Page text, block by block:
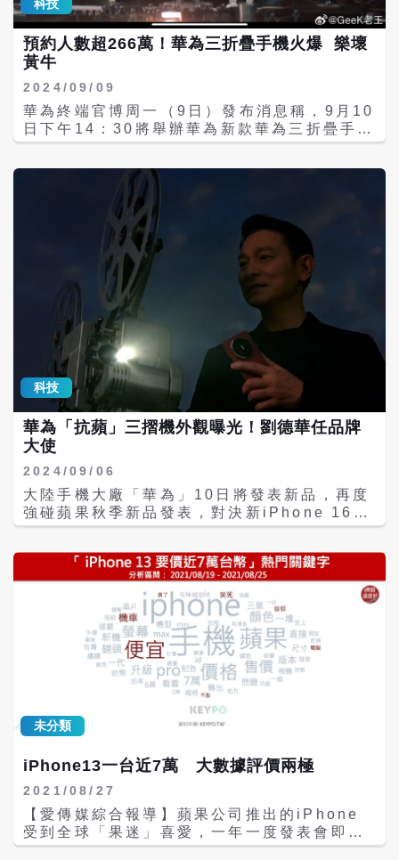
後，再搭配觀照內外的專注技巧，竟可提高受
測者整體的認知學習能力，同時他們的邏輯思
考也更趨於彈性和高度變異性。 當這些能力提
升了以後，受測者的觀察力與學習記憶力也得
到大幅增加，他們可以很快地探索新知，很快
地改變思考方式，並務實地作試誤學習，以增
加受測者整體的創造力的任務達成率。 「禪定
練習彷彿讓我們在心中長出了一雙眼睛，那些
的事物，都不再只是生命中偶然掠過的光影，
而是可以讓我們的靈敏度更加敏銳，可以看到
一粒砂，就知道一片海；找到一棵樹，就見到
一片林！」伯斯教授如此地分享，也讓禪定與
創造力有了更明確的科學驗證與連結。 開發右
跌倒在轉折點，無不用心地尋找各種可以開發
孩子腦力及創造力的方法，即使花再多錢也不
在乎。然而，坊間大多數的訓練，大都著重在
快速記憶和技能提升方面，是否真能幫助孩子
在心中開一扇窗、長一雙眼？好像並沒有人去
深入探究與理性判別。藉由伯斯教授的發現與
分享，或許可以提供現代父母另一個思考方
向，原來創造力不是一味地向外尋求最新資
訊，或是找名人上課、大師加持，而是可以用
不花錢的禪定來達成。 悟覺妙天禪師所傳授的
印心禪法禪定，是以專注為基礎，利用精神力
造力的開發，像賈伯斯就是最好的例子。 妙天
禪師表示，人的右腦充滿旺盛的好奇心，極富
心專注右腦，沒有雜念，用精神力量去刺激
它，就可以讓創意湧現。不過這一切都要從專
注力的訓練開始，這是利用禪定開發潛能的基
限的創造力」，還不如像賈伯斯一樣，透過禪
定的精神力量來開發內在潛能，說不定你就是
第二個創意無限的賈伯斯喔！
Jobs）出任執行長，今年9月的蘋果秋季發表
會上，他則將介紹 iPhone Air 的任務交給硬
體工程高級副總裁特努斯（John Ternus），
外界普遍解讀這一安排象徵接班訊號漸明。
（人民幣，下同）以下的產品，最高可獲15%
補助，每件最高額度不超過500元，而蘋果
iPhone16的128GB機型恰巧在5999元，國
補後價格降至5499元，降幅達8.3%。 蘋果今
年第1季在大陸手機出貨量前五的品牌中是同
比唯一下降的，且市占率年減10個百分點至
13.7%，被華為反超。 蘋果官網接受國補後，
可縮小與大陸本土品牌的價格差，與其他品牌
商平台的蘋果手機「疊加優惠」仍更具價格競
爭力，如京東、天貓等平台透過「國補+平台
券+以舊換新」組合拳，部分機型優惠超過
果在大陸不僅面臨價格戰劣勢，AI應用上，其
「Apple Intelligence」功能，雖在台灣等
海外市場可使用，但遲遲未能在大陸上線，大
幅削弱產品競爭優勢。 據市場調查機構
Omdia的最新報告顯示，大陸消費者將手機的
AI功能列為購機考慮的一大因素，在蘋果遲未
推出的情況下，用戶紛紛轉向字節跳動的豆包
等軟體，與此同時，華為等大陸廠商加緊提升
AI功能，蘋果已出現戰略性風險，可能將流失
重要市場，在全球AI接受度最高的市場之一，
蘋果卻武功盡失，發揮不出競爭優勢。 本月上
旬舉行的蘋果2025年全球開發者大會
（WWDC2025）上，蘋果也未展示關於Siri
的新功能，作為蘋果手機的重要功能，Siri遲
未升級的延遲也將直接影響用戶體驗及購機意
願。
科技
預約人數超266萬！華為三折疊手機火爆 樂壞
黃牛
2024/09/09
華為終端官博周一（9日）發布消息稱，9月10
日下午14：30將舉辦華為新款華為三折疊手機
華為MateXT非凡大師發布會，並於9 月20日
預定，便遭全網搶購，根據華為商城顯示，目
前已經有超266萬人預約。 由於三折疊產品的
製造較為複雜，目前外界普遍猜測其售價將高
於2萬元（人民幣，下同）。據報導，有些
「黃牛」在部分交易平台上，已經價格炒到了
9.99萬元人民幣，而且還有進一步上升的趨
對三折疊屏手機在成本、技術、軟體應用適
配、良品率等多方面仍存挑戰，短期內，其他
廠商對三折疊屏手機可能依然會持觀望態度。
2023年，全球折疊屏手機整體出貨1590萬
台。值此之際，華為再出擊，引領行業進入三
折疊屏手機時代。 9月7日12：08，華為正式
開啟了旗下華為Mate XT非凡大師的盲定（不
用交定金），預定資訊首次曝光了這款全球三
折疊屏智慧手機的全貌，共有三個普通智慧手
機螢幕，兩個鉸鏈，有玄黑與瑞紅兩個顏色可
供選擇。劉德華出任該款手機品牌大使，並將
於9月20日10：08正式開售。 在外界看來，
這款手機是華為拿來與蘋果相抗衡」的力作。
新品發布會，蘋果新品iPhone16系列等產品
屆時推出。往年，華為都會選擇與蘋果同一時
間段召開發布會，但華為往年發布的重磅產品
一般為旗下旗艦新品Mate數位系列，今年則是
華為Mate XT非凡大師。 對於華為全球首款
三折疊屏手機的即將開售，外界普遍認可華為
對行業創新所做出的貢獻。 事實上，在三折疊
屏手機的研發投入、儲備方面，大陸主流手機
廠商普遍都有布局。近日，隨著華為三折疊屏
手機市場聲量漸起，榮耀、OPPO、傳音控股
等公司三折疊屏概念機也紛紛被曝光。
科技
華為「抗蘋」三摺機外觀曝光！劉德華任品牌
大使
2024/09/06
大陸手機大廠「華為」10日將發表新品，再度
強碰蘋果秋季新品發表，對決新iPhone 16，
引發關注，華為5日發表有「品牌大使」劉德
華現身的預告影片，這款「Mate XT非凡大
師」也映證了是外界先前猜測的三摺手機。 除
了華為點燃三摺手機新戰火，大陸的「非洲之
王」手機品牌「傳音」旗下的TENCO品牌，
也搶在華為之前，對外展示一款三摺概念機
Tecno Phantom Ultimate 2，還有可能明
年發布的「榮耀」三摺手機也受到關注，有3C
數位博主稱，出身於華為副牌的「榮耀」三摺
手機，內置大容量電池、輕薄設計，賣點十
德華操作舊型影片放映機為意象，並手持新款
前款「Mate 60 RS 非凡大師」的相機設計，
前從影片中難以確定機身厚度，背蓋似採素皮
材質，可減輕機身重量。 華為在新品發表前的
前導宣傳力道強大，先前4日也播出4支宣傳影
片，找來大陸女星楊冪、男星于和偉、東京奧
未分類
iPhone13一台近7萬 大數據評價兩極
2021/08/27
【愛傳媒綜合報導】蘋果公司推出的iPhone
受到全球「果迷」喜愛，一年一度發表會即將
來臨，外媒揭露iPhone13的價格突破歷史新